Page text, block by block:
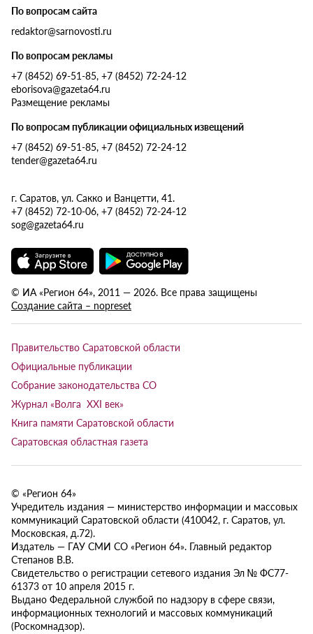
По вопросам сайта
redaktor@sarnovosti.ru
По вопросам рекламы
+7 (8452) 69-51-85, +7 (8452) 72-24-12
eborisova@gazeta64.ru
Размещение рекламы
По вопросам публикации официальных извещений
+7 (8452) 69-51-85, +7 (8452) 72-24-12
tender@gazeta64.ru
г. Саратов, ул. Сакко и Ванцетти, 41.
+7 (8452) 72-10-06, +7 (8452) 72-24-12
sog@gazeta64.ru
© ИА «Регион 64», 2011 — 2026. Все права защищены
Создание сайта – nopreset
Правительство Саратовской области
Официальные публикации
Собрание законодательства СО
Журнал «Волга XXI век»
Книга памяти Саратовской области
Саратовская областная газета
© «Регион 64»
Учредитель издания — министерство информации и массовых
коммуникаций Саратовской области (410042, г. Саратов, ул.
Московская, д.72).
Издатель — ГАУ СМИ СО «Регион 64». Главный редактор
Степанов В.В.
Свидетельство о регистрации сетевого издания Эл № ФС77-
61373 от 10 апреля 2015 г.
Выдано Федеральной службой по надзору в сфере связи,
информационных технологий и массовых коммуникаций
(Роскомнадзор).